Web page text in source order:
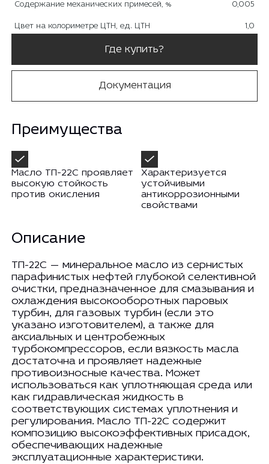
Содержание механических примесей, % 0,005
Цвет на колориметре ЦТН, ед. ЦТН 1,0
Где купить?
Документация
Преимущества
Масло ТП-22С проявляет
высокую стойкость
против окисления
Характеризуется
устойчивыми
антикоррозионными
свойствами
Описание
ТП-22С — минеральное масло из сернистых
парафинистых нефтей глубокой селективной
очистки, предназначенное для смазывания и
охлаждения высокооборотных паровых
турбин, для газовых турбин (если это
указано изготовителем), а также для
аксиальных и центробежных
турбокомпрессоров, если вязкость масла
достаточна и проявляет надежные
противоизносные качества. Может
использоваться как уплотняющая среда или
как гидравлическая жидкость в
соответствующих системах уплотнения и
регулирования. Масло ТП-22С содержит
композицию высокоэффективных присадок,
обеспечивающих надежные
эксплуатационные характеристики.